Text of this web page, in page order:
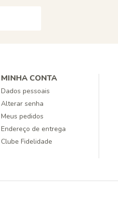
MINHA CONTA
Dados pessoais
Alterar senha
Meus pedidos
Endereço de entrega
Clube Fidelidade